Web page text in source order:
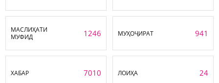
МАСЛИҲАТИ
МУФИД
1246 МУҲОҶИРАТ 941
ХАБАР 7010 ЛОИҲА 24